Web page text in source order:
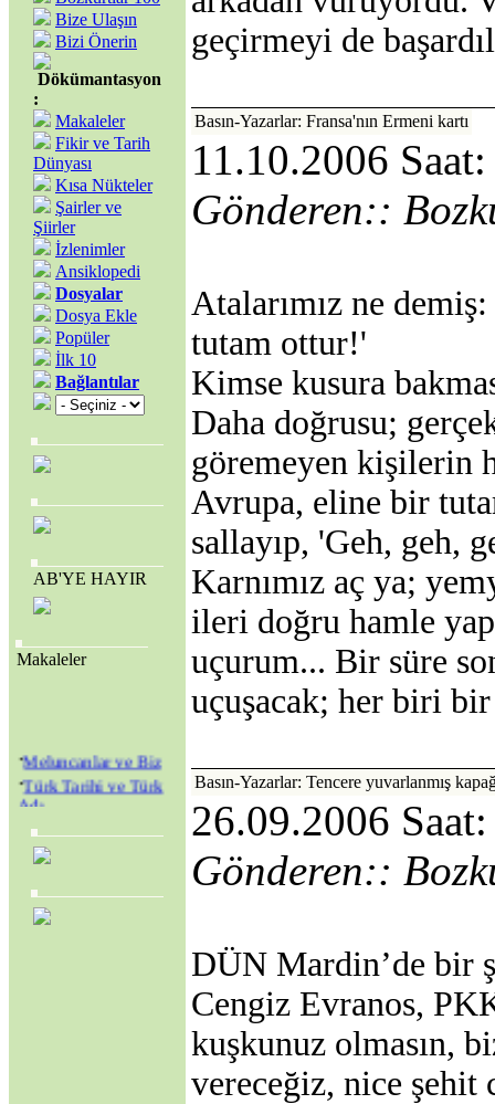
Bize Ulaşın
Bizi Önerin
Dökümantasyon
:
Makaleler
Fikir ve Tarih
Dünyası
Kısa Nükteler
Şairler ve
Şiirler
İzlenimler
Ansiklopedi
Dosyalar
Dosya Ekle
Popüler
İlk 10
Bağlantılar
AB'YE HAYIR
Makaleler
·Meluncanlar ve Biz
·Türk Tarihi ve Türk
Adı
Hristiyanlar Cemiyeti
(Y.M.C.A.) ve
SEVR YASALARI
MECLİS’TEN
geçirmeyi de
Basın-Yazarlar: Fransa'nın Ermeni kartı
11.10.2006
Gönderen::
Atalarımız ne
tutam ottur!'
Kimse kusura
Daha doğrusu;
göremeyen kişilerin
Avrupa, eline bir
sallayıp, 'Geh, geh,
Karnımız aç ya;
ileri doğru hamle
uçurum... Bir süre
uçuşacak; her biri
Basın-Yazarlar: Tencere yuvarlanmış
26.09.2006
Gönderen::
DÜN Mardin’de bir
Cengiz Evranos,
kuşkunuz olmasın,
vereceğiz, nice şehit